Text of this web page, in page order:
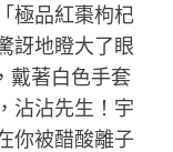
極品紅棗枸杞
訝地瞪大了眼
戴著白色手套
沾沾先生！宇
你被醋酸離子